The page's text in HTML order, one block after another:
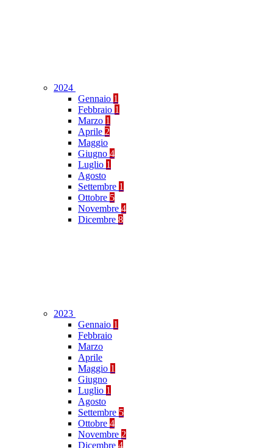
2024
Gennaio 1
Febbraio 1
Marzo 1
Aprile 2
Maggio
Giugno 4
Luglio 1
Agosto
Settembre 1
Ottobre 5
Novembre 4
Dicembre 8
2023
Gennaio 1
Febbraio
Marzo
Aprile
Maggio 1
Giugno
Luglio 1
Agosto
Settembre 5
Ottobre 4
Novembre 2
Dicembre 4